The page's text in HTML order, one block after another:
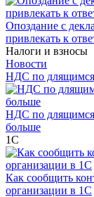
Опоздание с
привлекать к
Налоги и взносы
Новости
НДС по длящимся
НДС по длящимся
больше
1С
Как сообщить
организации в 1C